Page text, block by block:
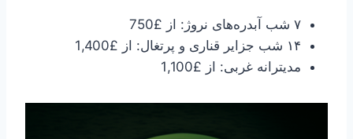
۷ شب آبدره‌های نروژ: از £750
۱۴ شب جزایر قناری و پرتغال: از £1,400
مدیترانه غربی: از £1,100